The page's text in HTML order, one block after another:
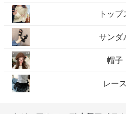
トップ
サンダ
帽子
レース